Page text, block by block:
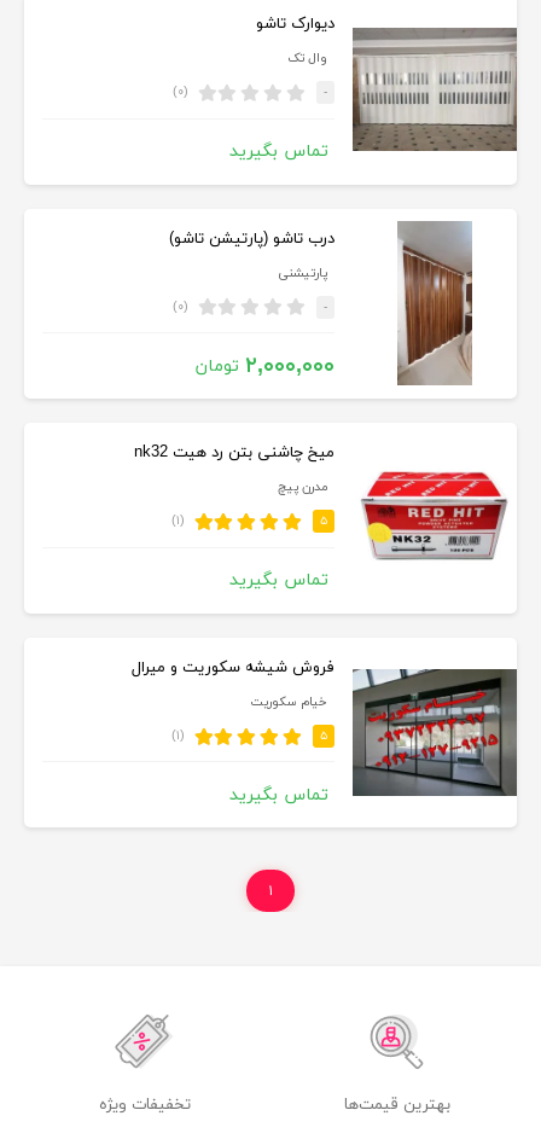
دیوارک تاشو
وال تک
- (۰)
تماس بگیرید
درب تاشو (پارتیشن تاشو)
پارتیشنی
- (۰)
۲,۰۰۰,۰۰۰ تومان
میخ چاشنی بتن رد هیت nk32
مدرن پیچ
۵ (۱)
تماس بگیرید
فروش شیشه سکوریت و میرال
خیام سکوریت
۵ (۱)
تماس بگیرید
۱
بهترین قیمت‌ها تخفیفات ویژه